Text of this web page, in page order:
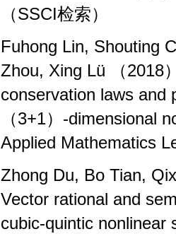
（SSCI检索）
Fuhong Lin, Shouting
Zhou, Xing Lü （2018
conservation laws and
（3+1）-dimensional
Applied Mathematics
Zhong Du, Bo Tian,
Vector rational and
cubic-quintic nonlinear